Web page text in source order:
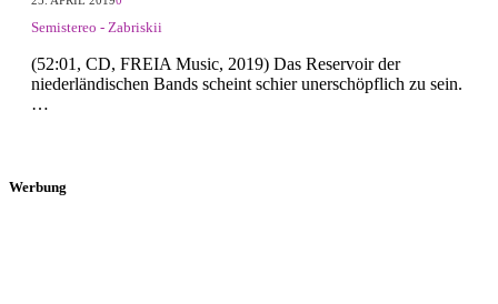
Semistereo - Zabriskii
(52:01, CD, FREIA Music, 2019) Das Reservoir der
niederländischen Bands scheint schier unerschöpflich zu sein.
…
Werbung